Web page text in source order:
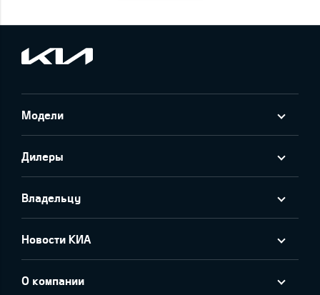
Модели
Дилеры
Владельцу
Новости КИА
О компании